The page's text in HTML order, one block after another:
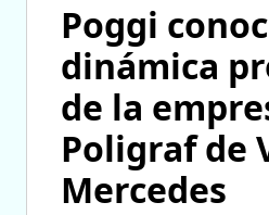
Poggi
dinámica
de la
Poligraf de
Mercedes